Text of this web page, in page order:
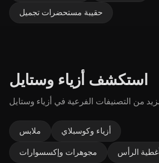
حقيبة مستحضرات تجميل
استكشف أزياء وستايل
ملابس أزياء وكوسبلاي
مجوهرات وإكسسوارات أغطية الرأس